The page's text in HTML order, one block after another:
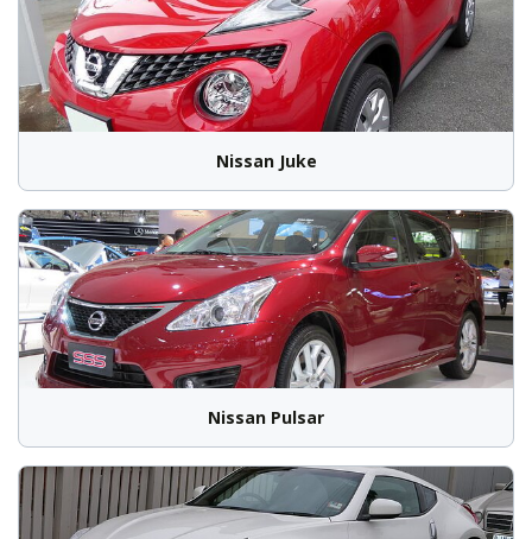
Nissan Juke
Nissan Pulsar